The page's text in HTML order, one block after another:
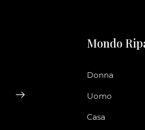
Mondo
Donna
Uomo
Casa